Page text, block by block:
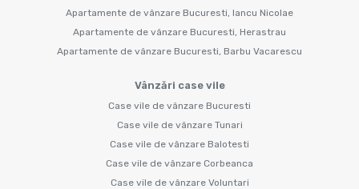
Apartamente de vânzare Bucuresti, Iancu Nicolae
Apartamente de vânzare Bucuresti, Herastrau
Apartamente de vânzare Bucuresti, Barbu Vacarescu
Vânzări case vile
Case vile de vânzare Bucuresti
Case vile de vânzare Tunari
Case vile de vânzare Balotesti
Case vile de vânzare Corbeanca
Case vile de vânzare Voluntari